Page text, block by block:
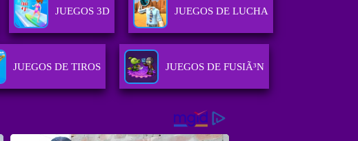
JUEGOS 3D JUEGOS DE LUCHA
JUEGOS DE TIROS JUEGOS DE FUSIÃ³N